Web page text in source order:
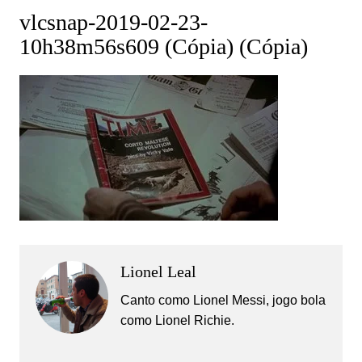
vlcsnap-2019-02-23-
10h38m56s609 (Cópia) (Cópia)
Lionel Leal
Canto como Lionel Messi, jogo bola
como Lionel Richie.